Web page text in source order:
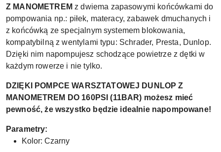
Z MANOMETREM z dwiema zapasowymi końcówkami do
pompowania np.: piłek, materacy, zabawek dmuchanych i
z końcówką ze specjalnym systemem blokowania,
kompatybilną z wentylami typu: Schrader, Presta, Dunlop.
Dzięki nim napompujesz schodzące powietrze z dętki w
każdym rowerze i nie tylko.
DZIĘKI POMPCE WARSZTATOWEJ DUNLOP Z
MANOMETREM DO 160PSI (11BAR) możesz mieć
pewność, że wszystko będzie idealnie napompowane!
Parametry:
Kolor: Czarny